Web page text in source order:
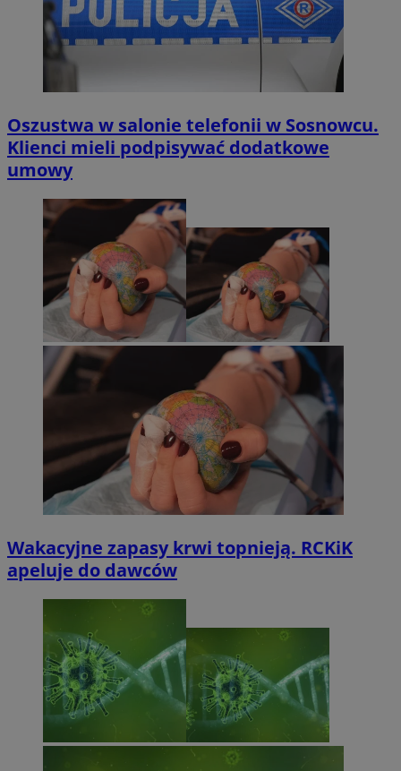
Oszustwa w salonie telefonii w Sosnowcu.
Klienci mieli podpisywać dodatkowe
umowy
Wakacyjne zapasy krwi topnieją. RCKiK
apeluje do dawców